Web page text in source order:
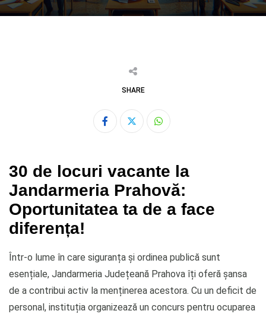
SHARE
Whatsapp
30 de locuri vacante la
Jandarmeria Prahovă:
Oportunitatea ta de a face
diferența!
Într-o lume în care siguranța și ordinea publică sunt
esențiale, Jandarmeria Județeană Prahova îți oferă șansa
de a contribui activ la menținerea acestora. Cu un deficit de
personal, instituția organizează un concurs pentru ocuparea